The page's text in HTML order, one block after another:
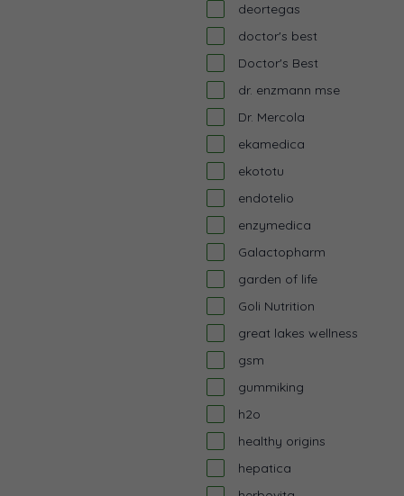
deortegas
doctor's best
Doctor's Best
dr. enzmann mse
Dr. Mercola
ekamedica
ekototu
endotelio
enzymedica
Galactopharm
garden of life
Goli Nutrition
great lakes wellness
gsm
gummiking
h2o
healthy origins
hepatica